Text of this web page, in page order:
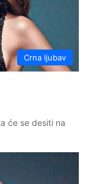
Crna ljubav
će se desiti na